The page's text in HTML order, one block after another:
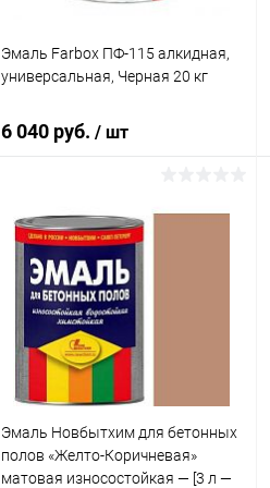
Эмаль Farbox ПФ-115 алкидная,
универсальная, Черная 20 кг
6 040 руб. / шт
В корзину
Купить в 1 клик
В избранное
Эмаль Новбытхим для бетонных
полов «Желто-Коричневая»
матовая износостойкая — [3 л —